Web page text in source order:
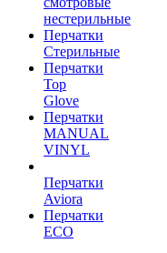
нестерильные
Перчатки
Стерильные
Перчатки
Top
Glove
Перчатки
MANUAL
VINYL
Перчатки
Aviora
Перчатки
ECO